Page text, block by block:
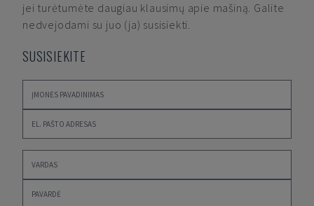
jei turėtumėte daugiau klausimų apie mašiną. Galite
nedvejodami su juo (ja) susisiekti.
SUSISIEKITE